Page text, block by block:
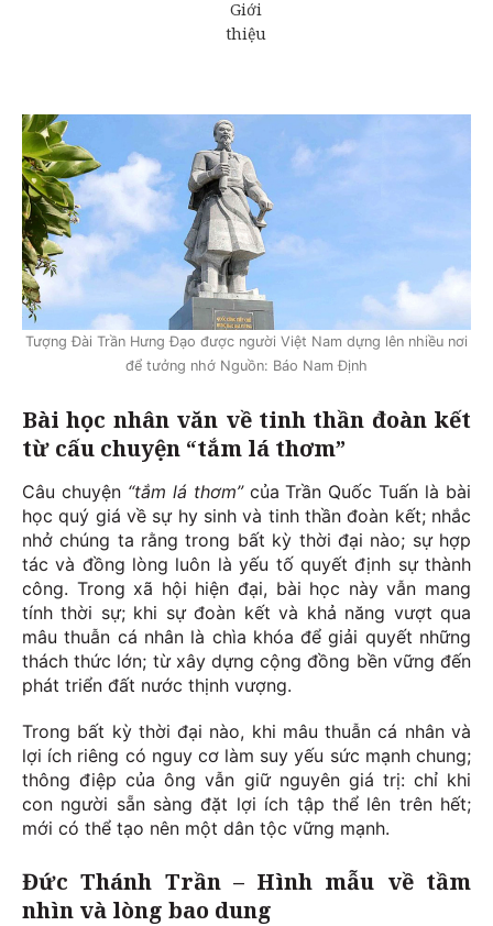
Tượng Đài Trần Hưng Đạo được người Việt Nam dựng lên nhiều nơi
để tưởng nhớ Nguồn: Báo Nam Định
Bài học nhân văn về tinh thần đoàn kết
từ cấu chuyện “tắm lá thơm”
Câu chuyện “tắm lá thơm”của Trần Quốc Tuấn là bài
học quý giá về sự hy sinh và tinh thần đoàn kết; nhắc
nhở chúng ta rằng trong bất kỳ thời đại nào; sự hợp
tác và đồng lòng luôn là yếu tố quyết định sự thành
công. Trong xã hội hiện đại, bài học này vẫn mang
tính thời sự; khi sự đoàn kết và khả năng vượt qua
mâu thuẫn cá nhân là chìa khóa để giải quyết những
thách thức lớn; từ xây dựng cộng đồng bền vững đến
phát triển đất nước thịnh vượng.
Trong bất kỳ thời đại nào, khi mâu thuẫn cá nhân và
lợi ích riêng có nguy cơ làm suy yếu sức mạnh chung;
thông điệp của ông vẫn giữ nguyên giá trị: chỉ khi
con người sẵn sàng đặt lợi ích tập thể lên trên hết;
mới có thể tạo nên một dân tộc vững mạnh.
Đức Thánh Trần – Hình mẫu về tầm
nhìn và lòng bao dung